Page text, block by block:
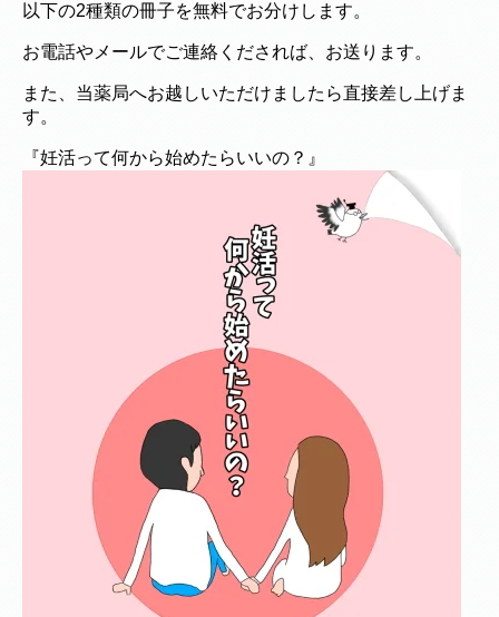
以下の2種類の冊子を無料でお分けします。
お電話やメールでご連絡くだされば、お送ります。
また、当薬局へお越しいただけましたら直接差し上げま
す。
『妊活って何から始めたらいいの？』